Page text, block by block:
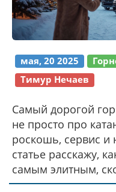
мая, 20 2025
Тимур Нечаев
Самый дорогой
не просто про
роскошь, сервис
статье расскажу,
самым элитным,
входит в